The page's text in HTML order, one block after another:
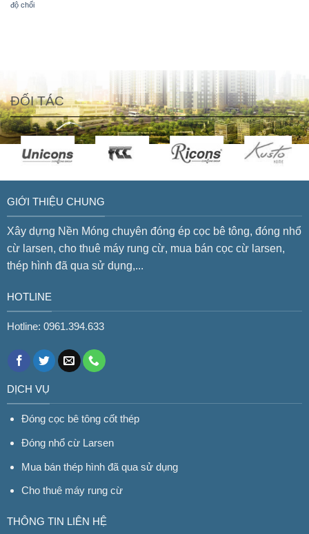
độ chối
ĐỐI TÁC
GIỚI THIỆU CHUNG
Xây dựng Nền Móng chuyên đóng ép cọc bê tông, đóng nhổ
cừ larsen, cho thuê máy rung cừ, mua bán cọc cừ larsen,
thép hình đã qua sử dụng,...
HOTLINE
Hotline: 0961.394.633
DỊCH VỤ
Đóng cọc bê tông cốt thép
Đóng nhổ cừ Larsen
Mua bán thép hình đã qua sử dụng
Cho thuê máy rung cừ
THÔNG TIN LIÊN HỆ